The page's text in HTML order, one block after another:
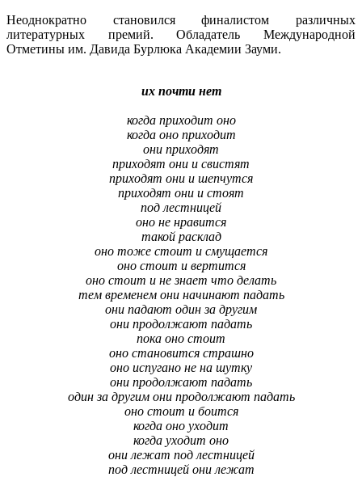
Неоднократно становился финалистом различных
литературных премий. Обладатель Международной
Отметины им. Давида Бурлюка Академии Зауми.
их почти нет
когда приходит оно
когда оно приходит
они приходят
приходят они и свистят
приходят они и шепчутся
приходят они и стоят
под лестницей
оно не нравится
такой расклад
оно тоже стоит и смущается
оно стоит и вертится
оно стоит и не знает что делать
тем временем они начинают падать
они падают один за другим
они продолжают падать
пока оно стоит
оно становится страшно
оно испугано не на шутку
они продолжают падать
один за другим они продолжают падать
оно стоит и боится
когда оно уходит
когда уходит оно
они лежат под лестницей
под лестницей они лежат